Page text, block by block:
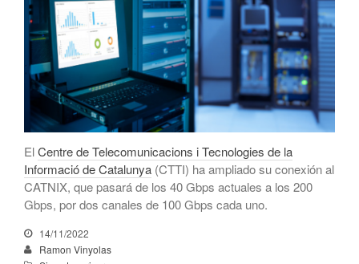
julio 2021
junio 2021
mayo 2021
febrero 2021
enero 2021
noviembre 2020
octubre 2020
septiembre 2020
julio 2020
ElCentre de Telecomunicacions i Tecnologies de la
Informació de Catalunya (CTTI) ha ampliado su conexión al
CATNIX, que pasará de los 40 Gbps actuales a los 200
Gbps, por dos canales de 100 Gbps cada uno.
14/11/2022
Ramon Vinyolas